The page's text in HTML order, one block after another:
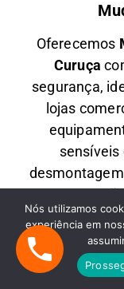
Oferecemos
Curuça
segurança,
lojas
sensíveis
Precisa deF
Nós utilizamos
experiência em